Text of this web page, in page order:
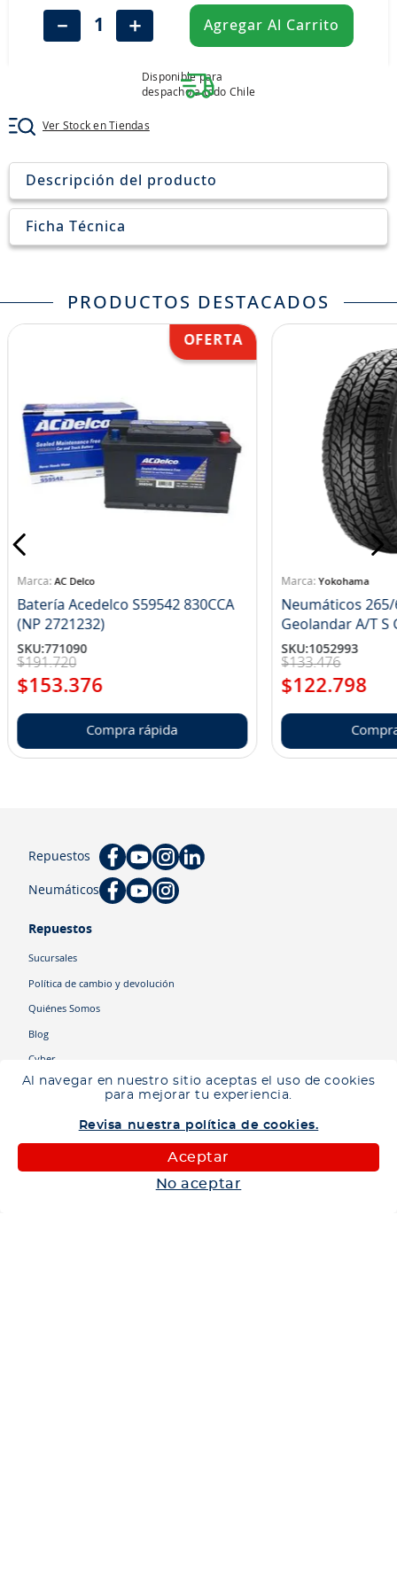
Al navegar en nuestro sitio aceptas el uso de cookies
para mejorar tu experiencia.
Revisa nuestra política de cookies.
Aceptar
No aceptar
＋
－ Agregar Al Carrito
Disponible para
despacho a todo Chile
Ver Stock en Tiendas
Descripción del producto
Ficha Técnica
PRODUCTOS DESTACADOS
AC Delco
Batería Acedelco S59542 830CCA
(NP 2721232)
SKU:771090
$191.720
$153.376
Compra rápida
Yokohama
Neumáticos 265/
SKU:1052993
$133.476
$122.798
Repuestos
Neumáticos
Repuestos
Sucursales
Política de cambio y devolución
Quiénes Somos
Blog
Cyber
john deere
aceite
jockey john deere